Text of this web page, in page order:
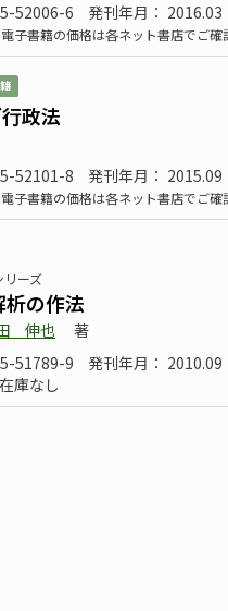
52006-6
発刊年月： 2016.03
電子書籍の価格は各ネット書店でご
政法
52101-8
発刊年月：
電子書籍の価格は各ネット書店でご
リーズ
の作法
伸也
著
51789-9
発刊年月： 2010.09
在庫なし